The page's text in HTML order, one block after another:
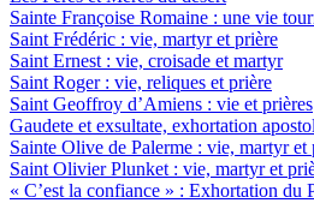
Sainte Françoise Romaine : une vie
Saint Frédéric : vie, martyr et prière
Saint Ernest : vie, croisade et martyr
Saint Roger : vie, reliques et prière
Saint Geoffroy d’Amiens : vie et prières
Gaudete et exsultate, exhortation
Sainte Olive de Palerme : vie, martyr et
Saint Olivier Plunket : vie, martyr et
« C’est la confiance » : Exhortation du